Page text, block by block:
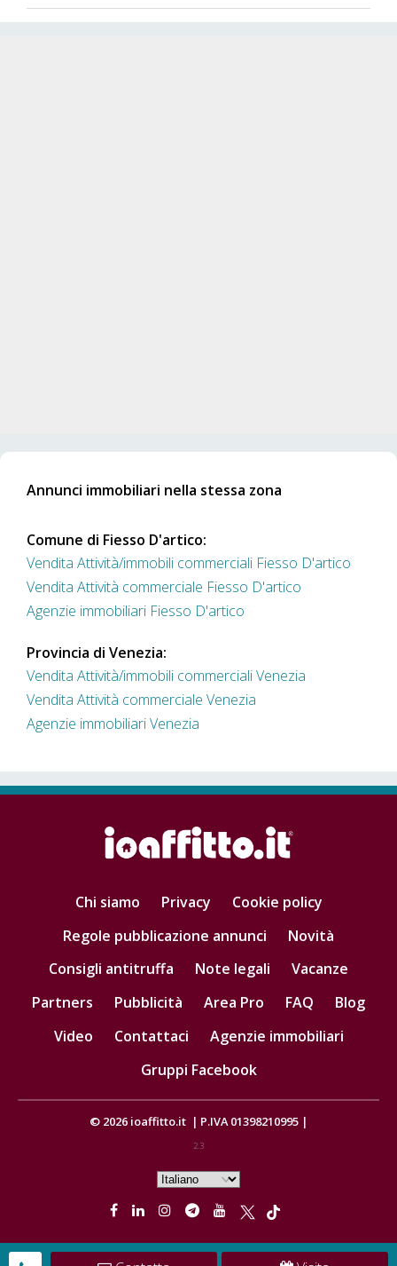
Annunci immobiliari nella stessa zona
Comune di Fiesso D'artico:
Vendita Attività/immobili commerciali Fiesso D'artico
Vendita Attività commerciale Fiesso D'artico
Agenzie immobiliari Fiesso D'artico
Provincia di Venezia:
Vendita Attività/immobili commerciali Venezia
Vendita Attività commerciale Venezia
Agenzie immobiliari Venezia
Chi siamo Privacy
Cookie policy
Regole pubblicazione annunci
Novità
Consigli antitruffa
Note legali
Vacanze
Partners
Pubblicità Area Pro FAQ
Blog
Video
Contattaci
Agenzie immobiliari
Gruppi Facebook
© 2026 ioaffitto.it | P.IVA 01398210995 |
2.3